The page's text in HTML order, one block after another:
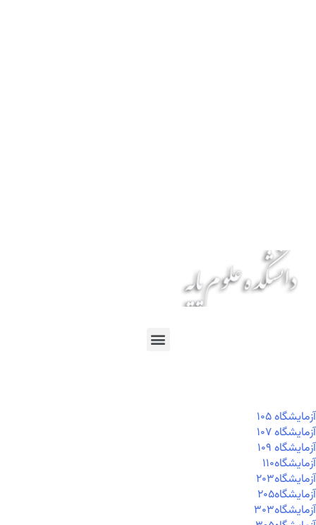
آزمايشگاه ۱۰۵
آزمايشگاه ۱۰۷
آزمايشگاه ۱۰۹
آزمايشگاه۱۱۰
آزمايشگاه۲۰۳
آزمايشگاه۲۰۵
آزمايشگاه۳۰۳